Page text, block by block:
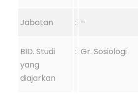
Jabatan : –
BID. Studi
yang
diajarkan
: Gr. Sosiologi